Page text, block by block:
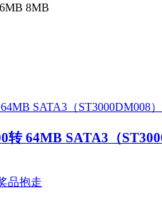
8MB
转 64MB SATA3（
品抱走